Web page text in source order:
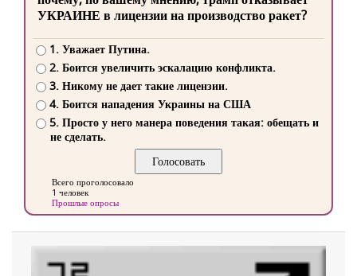
УКРАИНЕ в лицензии на производство ракет?
1. Уважает Путина.
2. Боится увеличить эскалацию конфликта.
3. Никому не дает такие лицензии.
4. Боится нападения Украины на США
5. Просто у него манера поведения такая: обещать и
не сделать.
Всего проголосовало
1 человек
Прошлые опросы